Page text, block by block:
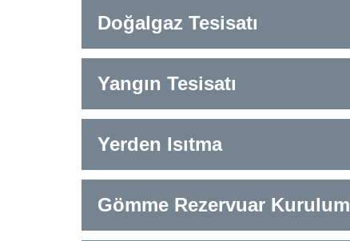
Doğalgaz Tesisatı
Yangın Tesisatı
Yerden Isıtma
Gömme Rezervuar Kurulum